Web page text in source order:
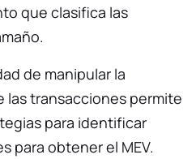
que clasifica las
de manipular la
las transacciones permite
para identificar
para obtener el MEV.